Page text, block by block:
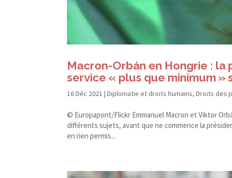
Macron-​Orbán en Hongrie : la
service « plus que minimum »
16 Déc 2021 |Diplomatie et droits humains,Droits des
© Europapont/​Flickr Emmanuel Macron et Viktor
différents sujets, avant que ne commence la
en rien permis...